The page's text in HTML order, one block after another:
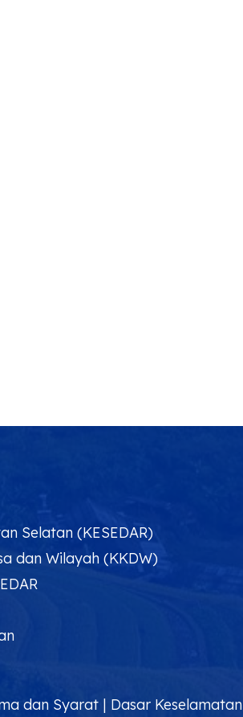
Selatan (KESEDAR)
dan Wilayah (KKDW)
dan Syarat| Dasar Keselamatan